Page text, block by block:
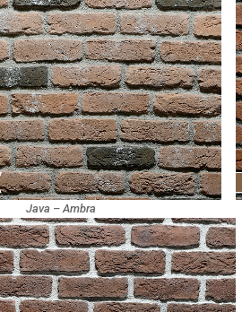
Java – Ambra